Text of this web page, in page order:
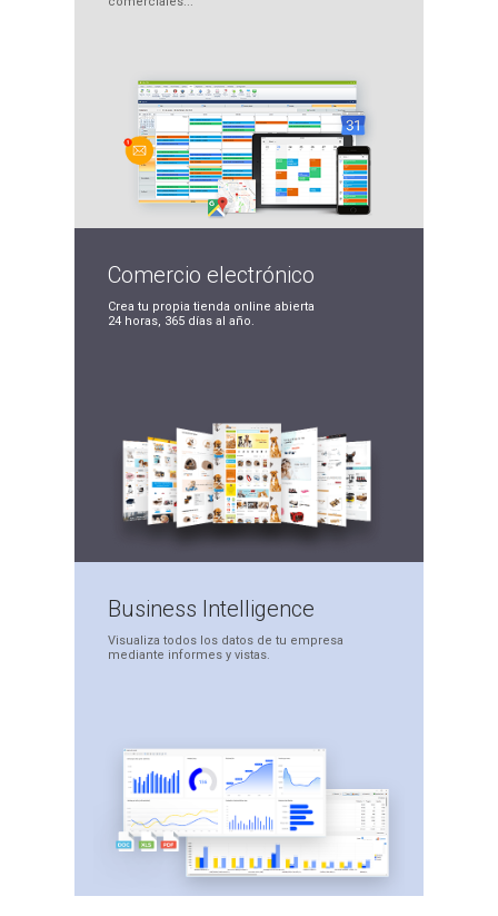
Comercioelectrónico
Crea tu propia tienda online abierta
24 horas, 365 días al año.
Business Intelligence
Visualiza todos los datos de tu empresa
mediante informes y vistas.